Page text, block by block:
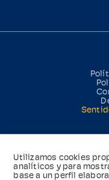
Utilizamos cookies
analíticos y para
base a un perfil